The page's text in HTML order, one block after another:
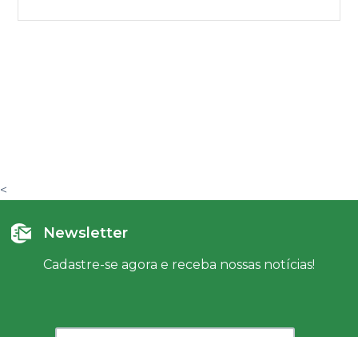
<
Newsletter
Cadastre-se agora e receba nossas notícias!